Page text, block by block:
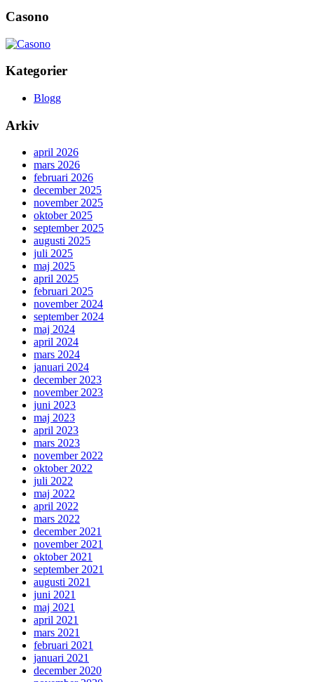
Casono
Kategorier
Blogg
Arkiv
april 2026
mars 2026
februari 2026
december 2025
november 2025
oktober 2025
september 2025
augusti 2025
juli 2025
maj 2025
april 2025
februari 2025
november 2024
september 2024
maj 2024
april 2024
mars 2024
januari 2024
december 2023
november 2023
juni 2023
maj 2023
april 2023
mars 2023
november 2022
oktober 2022
juli 2022
maj 2022
april 2022
mars 2022
december 2021
november 2021
oktober 2021
september 2021
augusti 2021
juni 2021
maj 2021
april 2021
mars 2021
februari 2021
januari 2021
december 2020